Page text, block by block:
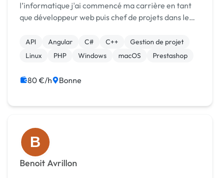
l’informatique j'ai commencé ma carrière en tant
que développeur web puis chef de projets dans le
modernisation de l’Etat chez Atos sur des projets de
R&D. J'ai e...
API Angular C# C++
Gestion de projet
Linux
PHP Windows macOS Prestashop
80 €/h Bonne
B
Benoit Avrillon